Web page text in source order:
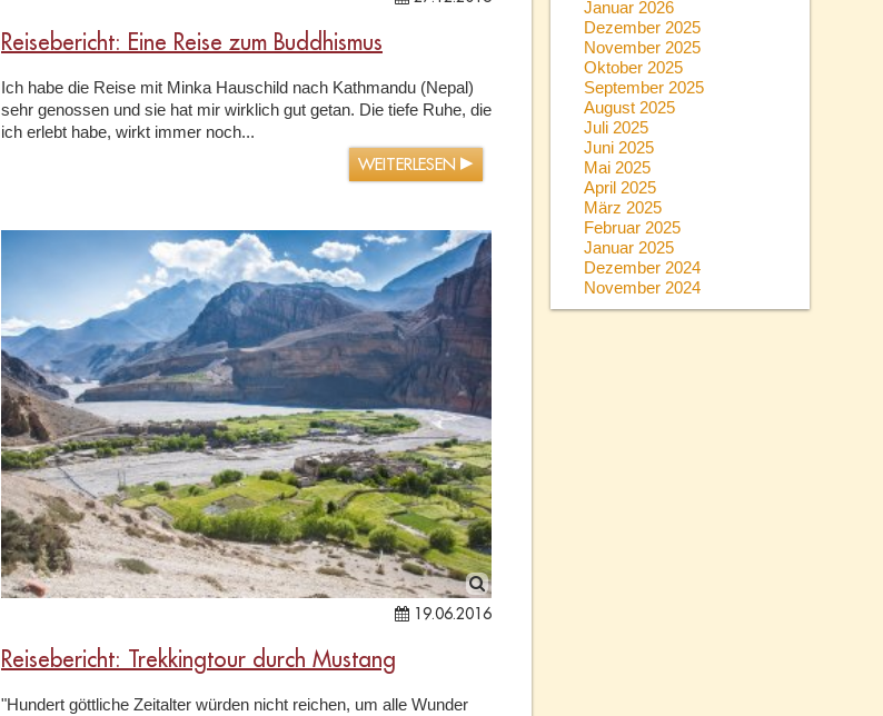
Reisebericht: Eine Reise zum Buddhismus
Ich habe die Reise mit Minka Hauschild nach Kathmandu (Nepal)
sehr genossen und sie hat mir wirklich gut getan. Die tiefe Ruhe, die
ich erlebt habe, wirkt immer noch...
WEITERLESEN
19.06.2016
Reisebericht: Trekkingtour durch Mustang
"Hundert göttliche Zeitalter würden nicht reichen, um alle Wunder
Januar 2026
Dezember 2025
November 2025
Oktober 2025
September 2025
August 2025
Juli 2025
Juni 2025
Mai 2025
April 2025
März 2025
Februar 2025
Januar 2025
Dezember 2024
November 2024